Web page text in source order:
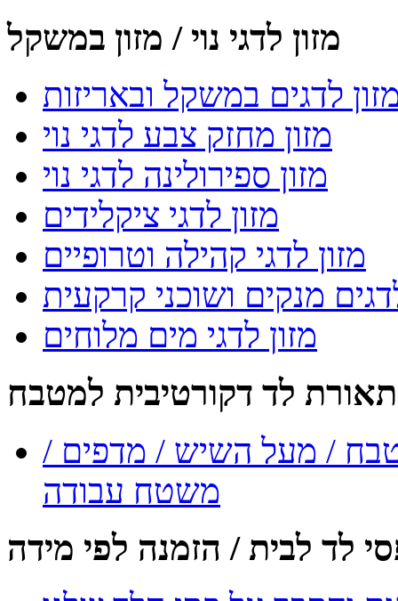
מזון לדגי נוי / מזון במשקל
לדגים במשקל ובאריזות
מזון מחזק צבע לדגי נוי
מזון ספירולינה לדגי נוי
מזון לדגי ציקלידים
מזון לדגי קהילה וטרופיים
מנקים ושוכני קרקעית
מזון לדגי מים מלוחים
תאורת לד דקורטיבית למטבח
/ מעל השיש / מדפים /
משטח עבודה
לד לבית / הזמנה לפי מידה